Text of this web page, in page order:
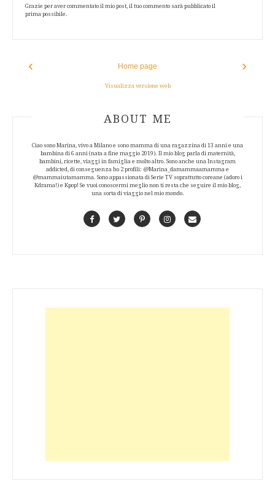
Grazie per aver commentato il mio post, il tuo commento sarà pubblicato il
prima possibile.
‹ ›
Home page
Visualizza versione web
ABOUT AUTHOR
ABOUT ME
Ciao sono Marina, vivo a Milano e sono mamma di una ragazzina di 13 anni e una
bambina di 6 anni (nata a fine maggio 2019). Il mio blog parla di maternità,
bambini, ricette, viaggi in famiglia e molto altro. Sono anche una Instagram
addicted, di conseguenza ho 2 profili: @Marina_damammaamamma e
@mammaiutamamma. Sono appassionata di Serie TV soprattutto coreane (adoro i
Kdrama!) e Kpop! Se vuoi conoscermi meglio non ti resta che seguire il mio blog,
una sorta di viaggio nel mio mondo.
FacebookTwitterPinterestInstagramContact